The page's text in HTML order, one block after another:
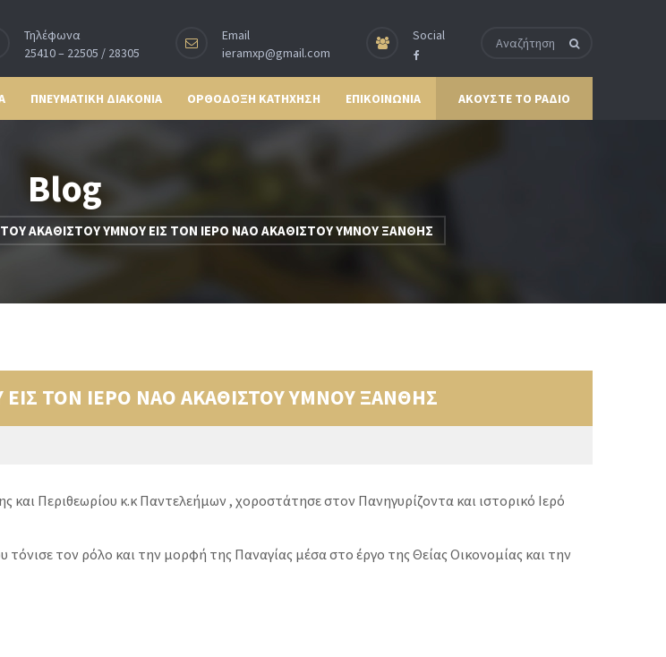
Τηλέφωνα
25410 – 22505 / 28305
Email
ieramxp@gmail.com
Social
ΠΝΕΥΜΑΤΙΚΗ ΔΙΑΚΟΝΙΑ ΟΡΘΟΔΟΞΗ ΚΑΤΗΧΗΣΗ ΕΠΙΚΟΙΝΩΝΙΑ ΑΚΟΥΣΤΕ ΤΟ ΡΑΔΙΟ
Blog
ΑΚΑΘΙΣΤΟΥ ΥΜΝΟΥ ΕΙΣ ΤΟΝ ΙΕΡΟ ΝΑΟ ΑΚΑΘΙΣΤΟΥ ΥΜΝΟΥ ΞΑΝΘΗΣ
ΤΟΝ ΙΕΡΟ ΝΑΟ ΑΚΑΘΙΣΤΟΥ ΥΜΝΟΥ ΞΑΝΘΗΣ
Περιθεωρίου κ.κ Παντελεήμων , χοροστάτησε στον Πανηγυρίζοντα και ιστορικό Ιερό
τον ρόλο και την μορφή της Παναγίας μέσα στο έργο της Θείας Οικονομίας και την